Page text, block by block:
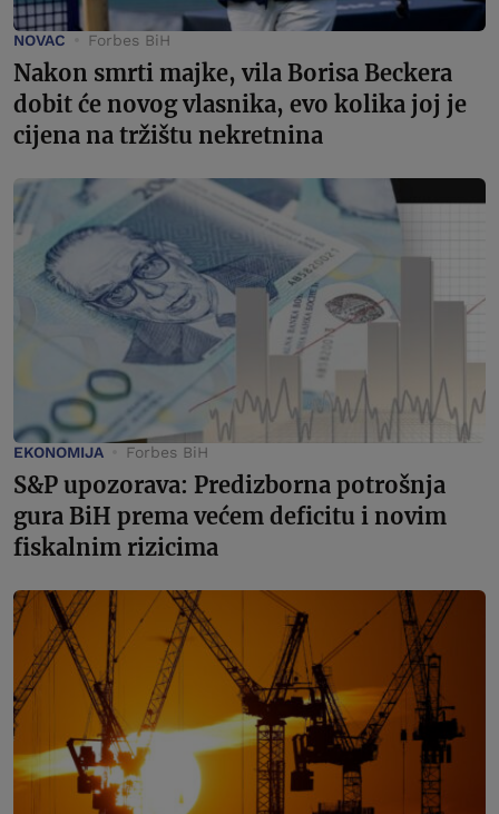
NOVAC Forbes BiH
Nakon smrti majke, vila Borisa Beckera
dobit će novog vlasnika, evo kolika joj je
cijena na tržištu nekretnina
EKONOMIJA Forbes BiH
S&P upozorava: Predizborna potrošnja
gura BiH prema većem deficitu i novim
fiskalnim rizicima